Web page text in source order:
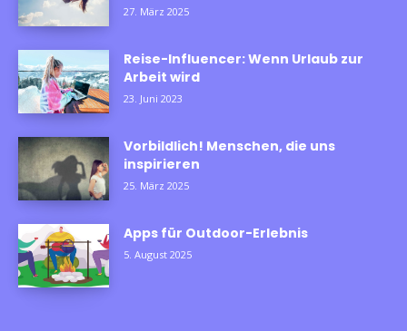
27. März 2025
Reise-Influencer: Wenn Urlaub zur
Arbeit wird
23. Juni 2023
Vorbildlich! Menschen, die uns
inspirieren
25. März 2025
Apps für Outdoor-Erlebnis
5. August 2025